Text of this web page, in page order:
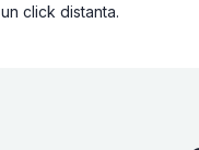
un click distanta.